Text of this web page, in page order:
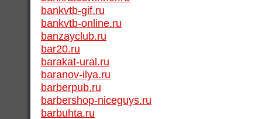
bankvtb-gif.ru
bankvtb-online.ru
banzayclub.ru
bar20.ru
barakat-ural.ru
baranov-ilya.ru
barberpub.ru
barbershop-niceguys.ru
barbuhta.ru